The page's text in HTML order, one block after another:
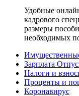
Удобные
кадрового
размеры
необходимых
Зарплата
Налоги и
Проценты и
Коронавирус